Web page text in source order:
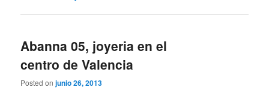
Abanna 05, joyeria en el
centro de Valencia
Posted onjunio 26, 2013